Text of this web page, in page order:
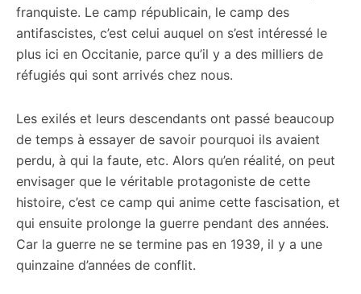
franquiste. Le camp républicain, le camp des
antifascistes, c’est celui auquel on s’est intéressé le
plus ici en Occitanie, parce qu’il y a des milliers de
réfugiés qui sont arrivés chez nous.
Les exilés et leurs descendants ont passé beaucoup
de temps à essayer de savoir pourquoi ils avaient
perdu, à qui la faute, etc. Alors qu’en réalité, on peut
envisager que le véritable protagoniste de cette
histoire, c’est ce camp qui anime cette fascisation, et
qui ensuite prolonge la guerre pendant des années.
Car la guerre ne se termine pas en 1939, il y a une
quinzaine d’années de conflit.